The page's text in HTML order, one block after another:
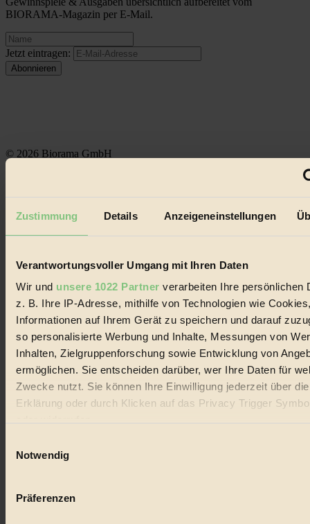
Zustimmung Details Anzeigeneinstellungen
Verantwortungsvoller Umgang mit Ihren Daten
Wir und unsere 1022 Partner verarbeiten Ihre persönlichen
z. B. Ihre IP-Adresse, mithilfe von Technologien wie
Informationen auf Ihrem Gerät zu speichern und darauf
so personalisierte Werbung und Inhalte, Messungen von
Inhalten, Zielgruppenforschung sowie Entwicklung von
ermöglichen. Sie entscheiden darüber, wer Ihre Daten für
Zwecke nutzt. Sie können Ihre Einwilligung jederzeit über
Erklärung oder durch Klicken auf das Privacy Trigger
Wenn Sie es erlauben, würden wir auch gerne:
Ihr Gerät durch aktives Scannen nach bestimmten
Notwendig
Präferenzen
BIORAMA-Magazin per E-Mail.
Jetzt eintragen:
© 2026 Biorama GmbH
Biorama steht für einen nachhaltigen Lebensstil und bewussten
Lebenswandel. Es ist eine moderne Plattform für Ideen, Menschen
Handels mit Bioprodukten, des Fair-Trade sowie der Branche
Social Media
22.601 Fans auf Facebook
3.415 Follower auf Twitter
Folge uns auf Instagram
Themen
Bio
Vegan